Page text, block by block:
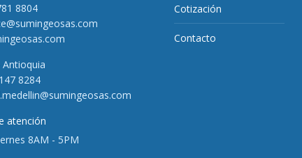
8804
8284
atención
8AM - 5PM
Cotización
Contacto